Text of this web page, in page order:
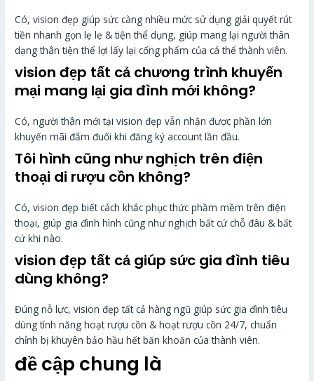
Có, vision đẹp giúp sức càng nhiều mức sử dụng giải quyết rút
tiền nhanh gọn lẹ lẹ & tiện thể dụng, giúp mang lại người thân
dạng thân tiện thể lợi lấy lại cống phẩm của cá thể thành viên.
vision đẹp tất cả chương trình khuyến
mại mang lại gia đình mới không?
Có, người thân mới tại vision đẹp vẫn nhận được phần lớn
khuyến mãi đắm đuối khi đăng ký account lần đầu.
Tôi hình cũng như nghịch trên điện
thoại di rượu cồn không?
Có, vision đẹp biết cách khắc phục thức phầm mềm trên điện
thoại, giúp gia đình hình cũng như nghịch bất cứ chỗ đâu & bất
cứ khi nào.
vision đẹp tất cả giúp sức gia đình tiêu
dùng không?
Đúng nỗ lực, vision đẹp tất cả hàng ngũ giúp sức gia đình tiêu
dùng tính năng hoạt rượu cồn & hoạt rượu cồn 24/7, chuẩn
chỉnh bị khuyên bảo hầu hết băn khoăn của thành viên.
đề cập chung là